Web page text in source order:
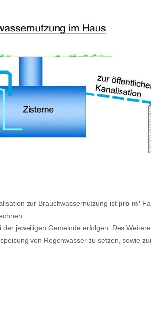
zur Brauchwassernutzung ist pro m³
jeweiligen Gemeinde erfolgen. Des
von Regenwasser zu setzen, sowie